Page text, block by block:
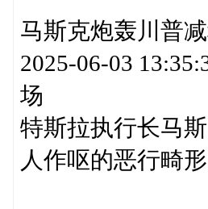
马斯克炮轰川普
2025-06-03
场
特斯拉执行长马
人作呕的恶行畸